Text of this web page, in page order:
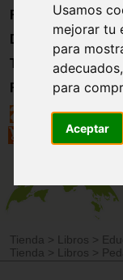
Usamos
mejorar tu
para
para
Aceptar
Formación
Directorio
Trabajo
Registro
Tienda > Libros >
Tienda
> Libros >